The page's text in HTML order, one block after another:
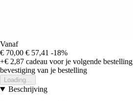
Vanaf
€ 70,00 € 57,41 -18%
+€ 2,87 cadeau voor je volgende bestelling
bevestiging van je bestelling
Loading...
Beschrijving